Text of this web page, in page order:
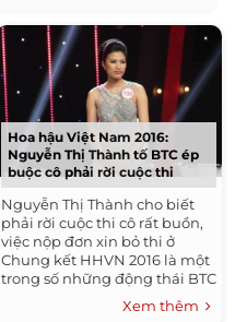
Hoa hậu Việt Nam 2016:
Nguyễn Thị Thành tố BTC ép
buộc cô phải rời cuộc thi
Nguyễn Thị Thành cho biết
phải rời cuộc thi cô rất buồn,
việc nộp đơn xin bỏ thi ở
Chung kết HHVN 2016 là một
trong số những động thái BTC
Xem thêm